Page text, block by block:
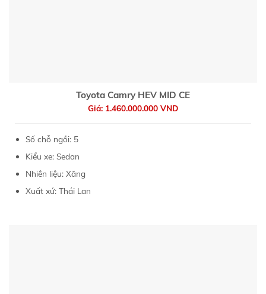
Toyota Camry HEV MID CE
Giá: 1.460.000.000 VND
Số chỗ ngồi: 5
Kiểu xe: Sedan
Nhiên liệu: Xăng
Xuất xứ: Thái Lan